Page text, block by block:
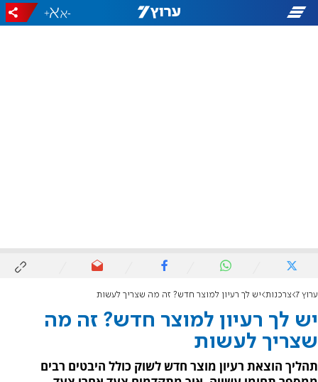
-
+
ערוץ 7 צרכנות יש לך רעיון למוצר חדש? זה מה שצריך לעשות
יש לך רעיון למוצר חדש? זה מה
שצריך לעשות
תהליך הוצאת רעיון מוצר חדש לשוק כולל היבטים רבים